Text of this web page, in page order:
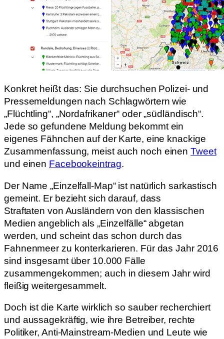
Konkret heißt das: Sie durchsuchen Polizei- und
Pressemeldungen nach Schlagwörtern wie
„Flüchtling“, „Nordafrikaner“ oder „südländisch“.
Jede so gefundene Meldung bekommt ein
eigenes Fähnchen auf der Karte, eine knackige
Zusammenfassung, meist auch noch einenTweet
und einen Facebookeintrag.
Der Name „Einzelfall-Map“ ist natürlich sarkastisch
gemeint. Er bezieht sich darauf, dass
Straftaten von Ausländern von den klassischen
Medien angeblich als „Einzelfälle“ abgetan
werden, und scheint das schon durch das
Fahnenmeer zu konterkarieren. Für das Jahr 2016
sind insgesamt über 10.000 Fälle
zusammengekommen; auch in diesem Jahr wird
fleißig weitergesammelt.
Doch ist die Karte wirklich so sauber recherchiert
und aussagekräftig, wie ihre Betreiber, rechte
Politiker, Anti-Mainstream-Medien und Leute wie